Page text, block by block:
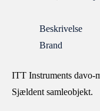
Beskrivelse
Brand
ITT Instruments davo-
Sjældent samleobjekt.